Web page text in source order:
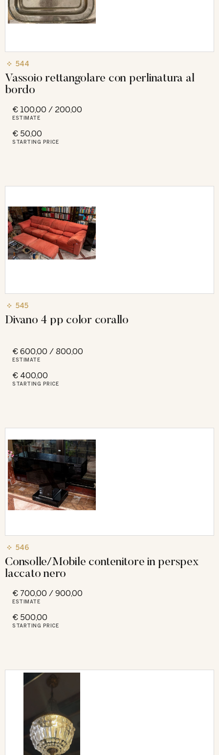
544
Vassoio rettangolare con perlinatura al
bordo
€ 100,00 / 200,00
ESTIMATE
€ 50,00
STARTING PRICE
545
Divano 4 pp color corallo
€ 600,00 / 800,00
ESTIMATE
€ 400,00
STARTING PRICE
546
Consolle/Mobile contenitore in perspex
laccato nero
€ 700,00 / 900,00
ESTIMATE
€ 500,00
STARTING PRICE